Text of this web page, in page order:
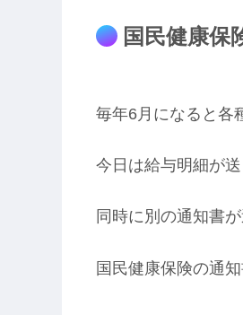
国民健康保
毎年6月になると各
今日は給与明細が
同時に別の通知書
国民健康保険の通知